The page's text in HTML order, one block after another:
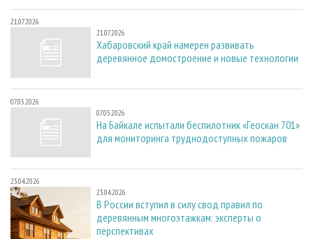
21.07.2026
21.07.2026
Хабаровский край намерен развивать
деревянное домостроение и новые технологии
07.05.2026
07.05.2026
На Байкале испытали беспилотник «Геоскан 701»
для мониторинга труднодоступных пожаров
23.04.2026
23.04.2026
В России вступил в силу свод правил по
деревянным многоэтажкам: эксперты о
перспективах